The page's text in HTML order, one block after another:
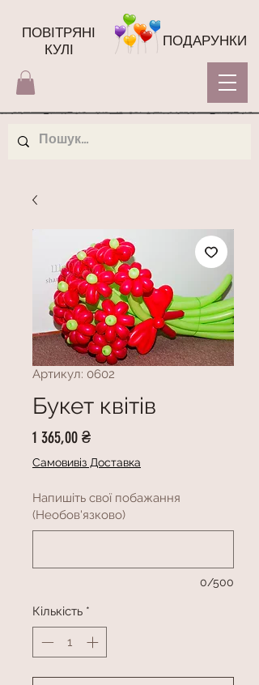
ПОВІТРЯНІ
КУЛІ
ПОДАРУНКИ
Артикул: 0602
Букет квітів
1 365,00 ₴Ціна
Самовивіз Доставка
Напишіть свої побажання
(Необов'язково)
0/500
Кількість *